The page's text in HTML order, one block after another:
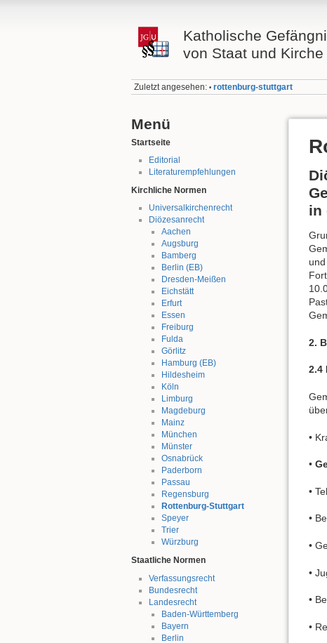
Katholische
von Staat und Kirche
Zuletzt angesehen: • rottenburg-stuttgart
Menü
Startseite
Editorial
Literaturempfehlungen
Kirchliche Normen
Universalkirchenrecht
Diözesanrecht
Aachen
Augsburg
Bamberg
Berlin (EB)
Dresden-Meißen
Eichstätt
Erfurt
Essen
Freiburg
Fulda
Görlitz
Hamburg (EB)
Hildesheim
Köln
Limburg
Magdeburg
Mainz
München
Münster
Osnabrück
Paderborn
Passau
Regensburg
Rottenburg-Stuttgart
Speyer
Trier
Würzburg
Staatliche Normen
Verfassungsrecht
Bundesrecht
Landesrecht
Baden-Württemberg
Bayern
Berlin
in
2.
2.4
•
•
•
•
•
•
•
•